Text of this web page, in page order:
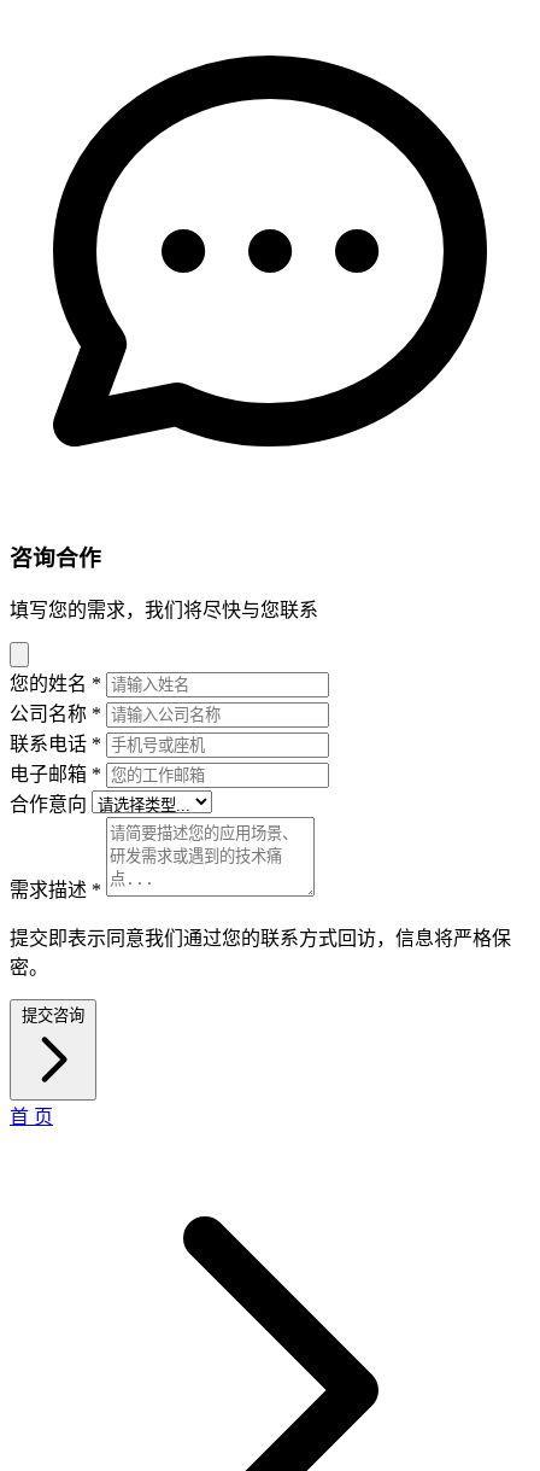
咨询合作
填写您的需求，我们将尽快与您联系
您的姓名 *
公司名称 *
联系电话 *
电子邮箱 *
合作意向
需求描述 *
提交即表示同意我们通过您的联系方式回访，信息将严格保
密。
提交咨询
首 页